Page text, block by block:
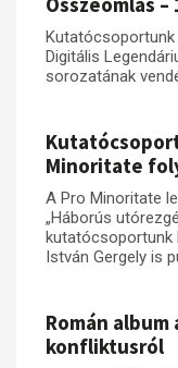
Kutatócsoportunk
Digitális
sorozatának
Minoritate
A Pro Minoritate
„Háborús
kutatócsoportunk
István Gergely is
Román album
konfliktusról